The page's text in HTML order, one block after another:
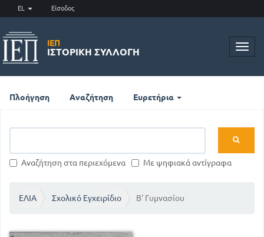
EL Είσοδος
ΙΕΠ
ΙΣΤΟΡΙΚΉ ΣΥΛΛΟΓΉ
Πλοήγηση Αναζήτηση Ευρετήρια
Αναζήτηση στα περιεχόμενα Με ψηφιακά αντίγραφα
ΕΛΙΑ Σχολικό Εγχειρίδιο Β' Γυμνασίου